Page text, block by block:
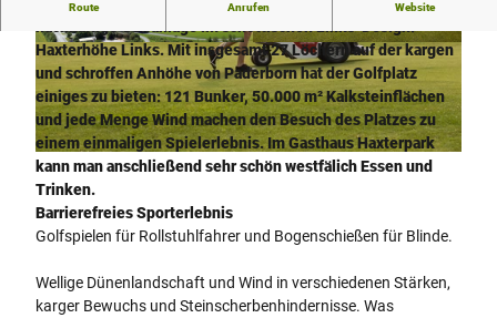
© C MARTIN SCHOBERER 2018
© Haxterpark GmbH © Haxterpark GmbH
Route Anrufen Website
Haxterhöhe Links.Mit insgesamt 27 Löchern auf der kargen
und schroffen Anhöhe von Paderborn hat der Golfplatz
einiges zu bieten: 121 Bunker, 50.000 m² Kalksteinflächen
und jede Menge Wind machen den Besuch des Platzes zu
einem einmaligen Spielerlebnis. Im Gasthaus Haxterpark
kann man anschließend sehr schön westfälich Essen und
Trinken.
Barrierefreies Sporterlebnis
Golfspielen für Rollstuhlfahrer und Bogenschießen für Blinde.
Wellige Dünenlandschaft und Wind in verschiedenen Stärken,
karger Bewuchs und Steinscherbenhindernisse. Was